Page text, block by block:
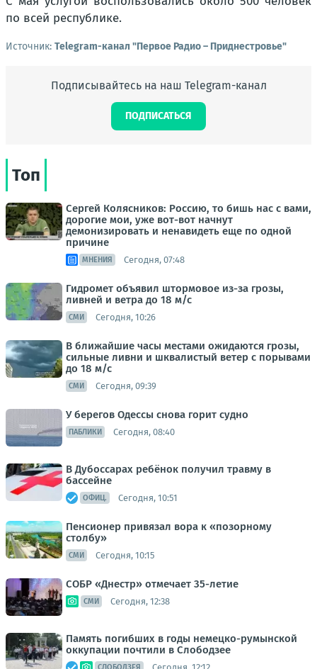
по всей республике.
Источник: Telegram-канал "Первое Радио – Приднестровье"
Подписывайтесь на наш Telegram-канал
ПОДПИСАТЬСЯ
Топ
Сергей Колясников: Россию, то бишь нас с вами,
дорогие мои, уже вот-вот начнут
демонизировать и ненавидеть еще по одной
причине
МНЕНИЯ Сегодня, 07:48
Гидромет объявил штормовое из-за грозы,
ливней и ветра до 18 м/с
СМИ Сегодня, 10:26
В ближайшие часы местами ожидаются грозы,
сильные ливни и шквалистый ветер с порывами
до 18 м/с
СМИ Сегодня, 09:39
У берегов Одессы снова горит судно
ПАБЛИКИ Сегодня, 08:40
В Дубоссарах ребёнок получил травму в
бассейне
ОФИЦ. Сегодня, 10:51
Пенсионер привязал вора к «позорному
столбу»
СМИ Сегодня, 10:15
СОБР «Днестр» отмечает 35-летие
СМИ Сегодня, 12:38
Память погибших в годы немецко-румынской
оккупации почтили в Слободзее
Сегодня, 12:12